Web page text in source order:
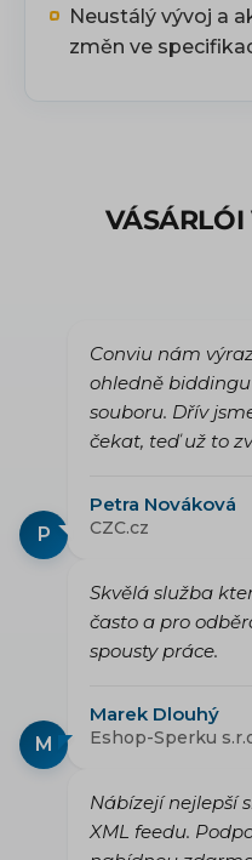
Neustálý vývoj a
změn ve
P
Conviu nám
ohledně
souboru. Dřív
čekat, teď už to
Petra Nováková
CZC.cz
M
Skvělá služba
často a pro
spousty práce.
Marek Dlouhý
Eshop-Sperku
Nábízejí nejlepší
XML feedu.